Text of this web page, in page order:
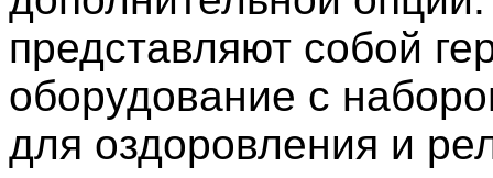
представляют собой
оборудование с
для оздоровления и